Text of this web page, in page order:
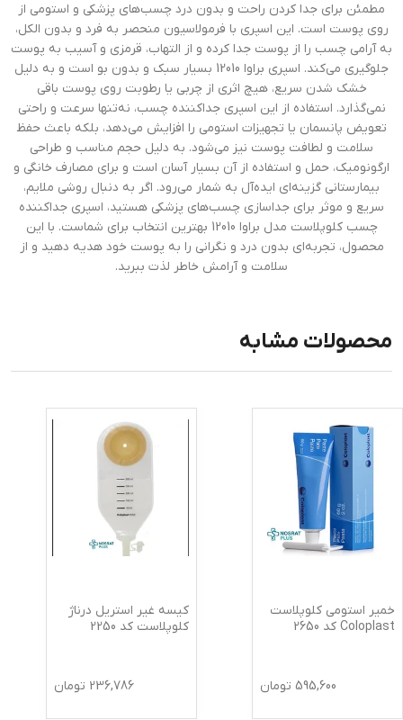
مطمئن برای جدا کردن راحت و بدون درد چسب‌های پزشکی و استومی از
روی پوست است. این اسپری با فرمولاسیون منحصر به فرد و بدون الکل،
به آرامی چسب را از پوست جدا کرده و از التهاب، قرمزی و آسیب به پوست
جلوگیری می‌کند. اسپری براوا 12010 بسیار سبک و بدون بو است و به دلیل
خشک شدن سریع، هیچ اثری از چربی یا رطوبت روی پوست باقی
نمی‌گذارد. استفاده از این اسپری جداکننده چسب، نه‌تنها سرعت و راحتی
تعویض پانسمان یا تجهیزات استومی را افزایش می‌دهد، بلکه باعث حفظ
سلامت و لطافت پوست نیز می‌شود. به دلیل حجم مناسب و طراحی
ارگونومیک، حمل و استفاده از آن بسیار آسان است و برای مصارف خانگی و
بیمارستانی گزینه‌ای ایده‌آل به شمار می‌رود. اگر به دنبال روشی ملایم،
سریع و موثر برای جداسازی چسب‌های پزشکی هستید، اسپری جداکننده
چسب کلوپلاست مدل براوا 12010 بهترین انتخاب برای شماست. با این
محصول، تجربه‌ای بدون درد و نگرانی را به پوست خود هدیه دهید و از
سلامت و آرامش خاطر لذت ببرید.
محصولات مشابه
خمیر استومی کلوپلاست
Coloplast کد 2650
595,600 تومان
کیسه غیر استریل درناژ
کلوپلاست کد 2250
236,786 تومان